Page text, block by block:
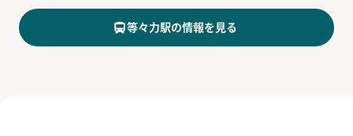
等々力駅の情報を見る